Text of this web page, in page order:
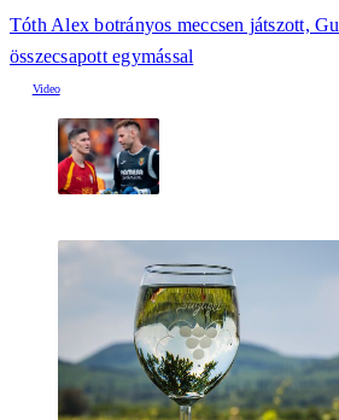
Tóth Alex botrányos meccsen játszott,
összecsapott egymással